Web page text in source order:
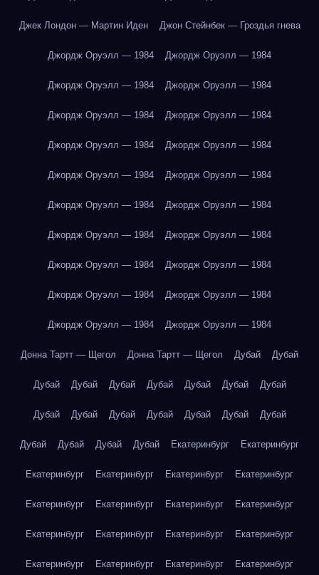
Джек Лондон — Мартин Иден Джон Стейнбек — Гроздья гнева
Джордж Оруэлл — 1984 Джордж Оруэлл — 1984
Джордж Оруэлл — 1984 Джордж Оруэлл — 1984
Джордж Оруэлл — 1984 Джордж Оруэлл — 1984
Джордж Оруэлл — 1984 Джордж Оруэлл — 1984
Джордж Оруэлл — 1984 Джордж Оруэлл — 1984
Джордж Оруэлл — 1984 Джордж Оруэлл — 1984
Джордж Оруэлл — 1984 Джордж Оруэлл — 1984
Джордж Оруэлл — 1984 Джордж Оруэлл — 1984
Джордж Оруэлл — 1984 Джордж Оруэлл — 1984
Джордж Оруэлл — 1984 Джордж Оруэлл — 1984
Донна Тартт — Щегол Донна Тартт — Щегол Дубай Дубай
Дубай Дубай Дубай Дубай Дубай Дубай Дубай
Дубай Дубай Дубай Дубай Дубай Дубай Дубай
Дубай Дубай Дубай Дубай Екатеринбург Екатеринбург
Екатеринбург Екатеринбург Екатеринбург Екатеринбург
Екатеринбург Екатеринбург Екатеринбург Екатеринбург
Екатеринбург Екатеринбург Екатеринбург Екатеринбург
Екатеринбург Екатеринбург Екатеринбург Екатеринбург